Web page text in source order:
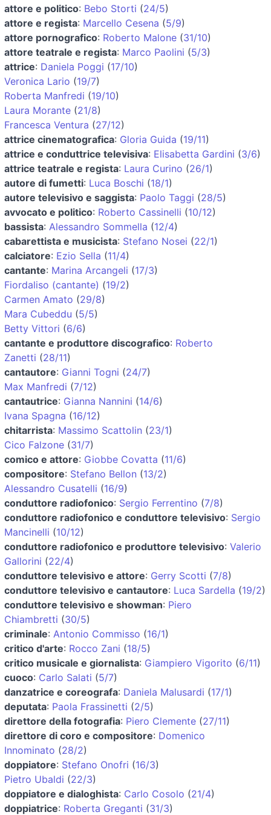
attore e politico: Bebo Storti (24/5)
attore e regista: Marcello Cesena (5/9)
attore pornografico: Roberto Malone (31/10)
attore teatrale e regista: Marco Paolini (5/3)
attrice: Daniela Poggi (17/10)
Veronica Lario (19/7)
Roberta Manfredi (19/10)
Laura Morante (21/8)
Francesca Ventura (27/12)
attrice cinematografica: Gloria Guida (19/11)
attrice e conduttrice televisiva: Elisabetta Gardini (3/6)
attrice teatrale e regista: Laura Curino (26/1)
autore di fumetti: Luca Boschi (18/1)
autore televisivo e saggista: Paolo Taggi (28/5)
avvocato e politico: Roberto Cassinelli (10/12)
bassista: Alessandro Sommella (12/4)
cabarettista e musicista: Stefano Nosei (22/1)
calciatore: Ezio Sella (11/4)
cantante: Marina Arcangeli (17/3)
Fiordaliso (cantante) (19/2)
Carmen Amato (29/8)
Mara Cubeddu (5/5)
Betty Vittori (6/6)
cantante e produttore discografico: Roberto
Zanetti (28/11)
cantautore: Gianni Togni (24/7)
Max Manfredi (7/12)
cantautrice: Gianna Nannini (14/6)
Ivana Spagna (16/12)
chitarrista: Massimo Scattolin (23/1)
Cico Falzone (31/7)
comico e attore: Giobbe Covatta (11/6)
compositore: Stefano Bellon (13/2)
Alessandro Cusatelli (16/9)
conduttore radiofonico: Sergio Ferrentino (7/8)
conduttore radiofonico e conduttore televisivo: Sergio
Mancinelli (10/12)
conduttore radiofonico e produttore televisivo: Valerio
Gallorini (22/4)
conduttore televisivo e attore: Gerry Scotti (7/8)
conduttore televisivo e cantautore: Luca Sardella (19/2)
conduttore televisivo e showman: Piero
Chiambretti (30/5)
criminale: Antonio Commisso (16/1)
critico d'arte: Rocco Zani (18/5)
critico musicale e giornalista: Giampiero Vigorito (6/11)
cuoco: Carlo Salati (5/7)
danzatrice e coreografa: Daniela Malusardi (17/1)
deputata: Paola Frassinetti (2/5)
direttore della fotografia: Piero Clemente (27/11)
direttore di coro e compositore: Domenico
Innominato (28/2)
doppiatore: Stefano Onofri (16/3)
Pietro Ubaldi (22/3)
doppiatore e dialoghista: Carlo Cosolo (21/4)
doppiatrice: Roberta Greganti (31/3)